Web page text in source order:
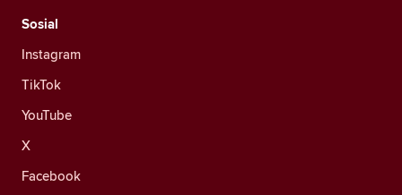
Sosial
Instagram
TikTok
YouTube
X
Facebook